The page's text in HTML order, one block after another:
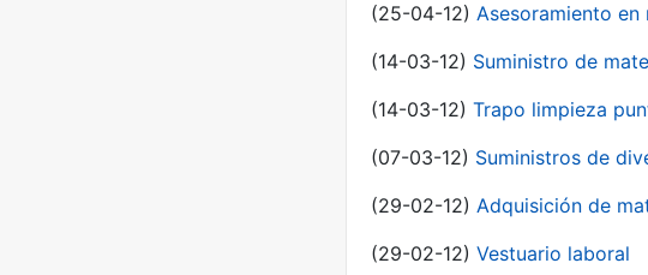
(25-04-12) Asesoramiento
(14-03-12) Suministro de
(14-03-12) Trapo limpieza
(07-03-12) Suministros de
(29-02-12) Adquisición de
(29-02-12) Vestuario laboral